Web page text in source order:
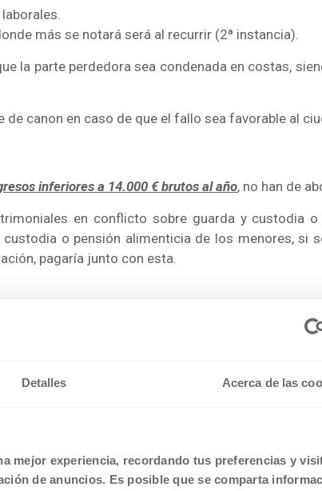
Detalles Acerca de las
mejor experiencia, recordando tus preferencias y
de anuncios. Es posible que se comparta
más se notará será al recurrir (2ª instancia).
la parte perdedora sea condenada en costas,
canon en caso de que el fallo sea favorable al
inferiores a 14.000 € brutos al año, no han de
en conflicto sobre guarda y custodia
o pensión alimenticia de los menores, si
pagaría junto con esta.
desembolsar 350 € para que la demanda
€ y si se acude al Supremo, subiría a los 1.200 €.
preferentes por valor de 50.000 €, el juicio